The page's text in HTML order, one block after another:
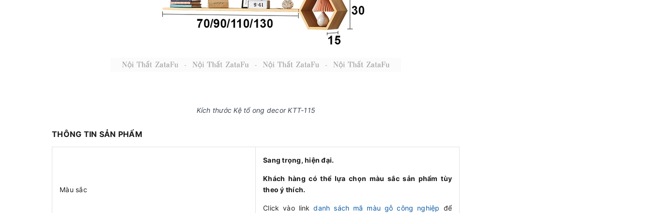
Kích thước Kệ tổ ong decor KTT-115
THÔNG TIN SẢN PHẨM
Màu sắc
Sang trọng, hiện đại.
Khách hàng có thể lựa chọn màu sắc sản phẩm tùy
theo ý thích.
Click vào linkdanh sách mã màu gỗ công nghiệp để